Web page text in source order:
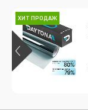
ХИТ ПРОДАЖ